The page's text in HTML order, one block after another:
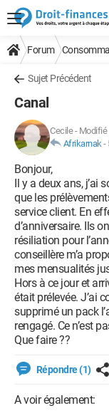
Forum
Sujet Précédent
Canal
Cecile- Modifié
Afrikarnak-
Bonjour,
Il y a deux ans, j’ai
que les
service client. En
d’anniversaire. Ils
résiliation pour
conseillère m’a
mes mensualités
Hors à ce jour et
était prélevée. J’ai
supprimé un pack
rengagé. Ce n’est
Que faire ??
Répondre (1)
A voir également: